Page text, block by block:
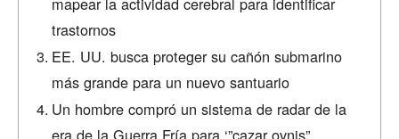
trastornos
EE. UU. busca proteger su cañón submarino
más grande para un nuevo santuario
Un hombre compró un sistema de radar de la
era de la Guerra Fría para ‘”cazar ovnis”